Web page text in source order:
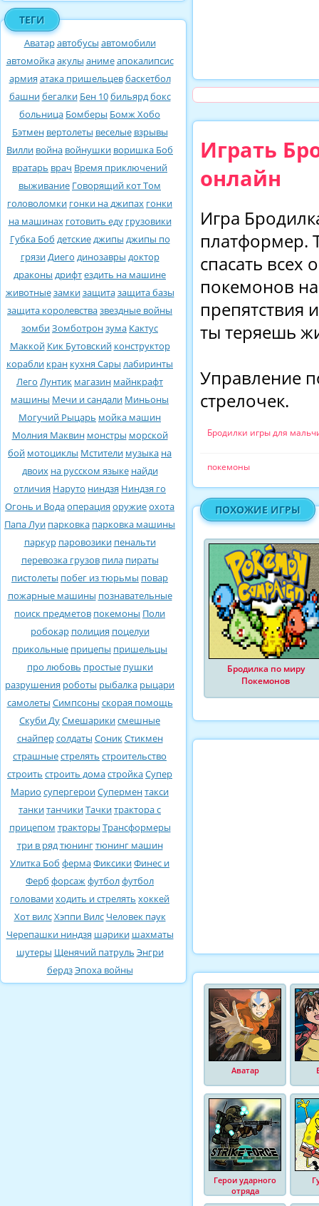
ТЕГИ
Аватаравтобусы автомобили
автомойкаакулы анимеапокалипсис
армия атака пришельцевбаскетбол
башнибегалки Бен 10бильярдбокс
больница Бомберы Бомж Хобо
Бэтмен вертолеты веселые взрывы
Вилли война войнушки воришка Боб
вратарь врач Время приключений
выживание Говорящий кот Том
головоломки гонки на джипах гонки
на машинах готовить еду грузовики
Губка Боб детскиеджипы джипы по
грязиДиего динозавры доктор
драконы дрифтездить на машине
животныезамкизащитазащита базы
защита королевствазвездные войны
зомбиЗомботронзума Кактус
Маккой Кик Бутовский конструктор
корабли кран кухня Сары лабиринты
Лего Лунтик магазин майнкрафт
машины Мечи и сандали Миньоны
Могучий Рыцарь мойка машин
Молния Маквин монстры морской
бой мотоциклы Мстители музыка на
двоих на русском языке найди
отличия Наруто ниндзя Ниндзя го
Огонь и Водаоперация оружиеохота
Папа Луи парковка парковка машины
паркур паровозики пенальти
перевозка грузов пила пираты
пистолеты побег из тюрьмы повар
пожарные машины познавательные
поиск предметов покемоны Поли
робокар полиция поцелуи
прикольные прицепы пришельцы
про любовь простые пушки
разрушения роботы рыбалка рыцари
самолеты Симпсоны скорая помощь
Скуби ДуСмешарикисмешные
снайперсолдаты СоникСтикмен
страшныестрелять строительство
строить строить домастройкаСупер
Марио супергероиСуперментакси
танкитанчикиТачкитрактора с
прицепом тракторы Трансформеры
три в рядтюнингтюнинг машин
Улитка Боб фермаФиксикиФинес и
Ферб форсажфутболфутбол
головамиходить и стрелять хоккей
Хот вилсХэппи Вилс Человек паук
Черепашки ниндзя шарики шахматы
шутеры Щенячий патруль Энгри
бердзЭпоха войны
Играть
онлайн
Игра
платформер.
спасать всех
покемонов
препятствия
ты теряешь
Управление
стрелочек.
Бродилки игры для
покемоны
ПОХОЖИЕ ИГРЫ
Бродилка по миру
Покемонов
Аватар
Герои ударного
отряда